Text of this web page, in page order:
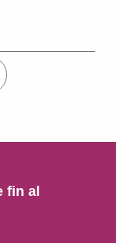
fin al